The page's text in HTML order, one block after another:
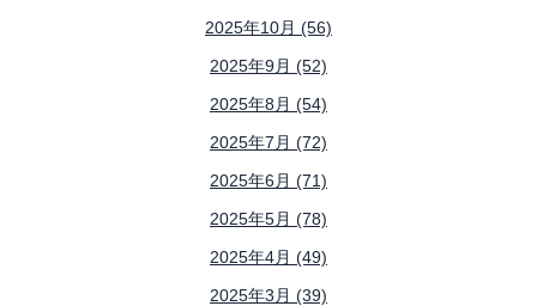
2025年10月 (56)
2025年9月 (52)
2025年8月 (54)
2025年7月 (72)
2025年6月 (71)
2025年5月 (78)
2025年4月 (49)
2025年3月 (39)